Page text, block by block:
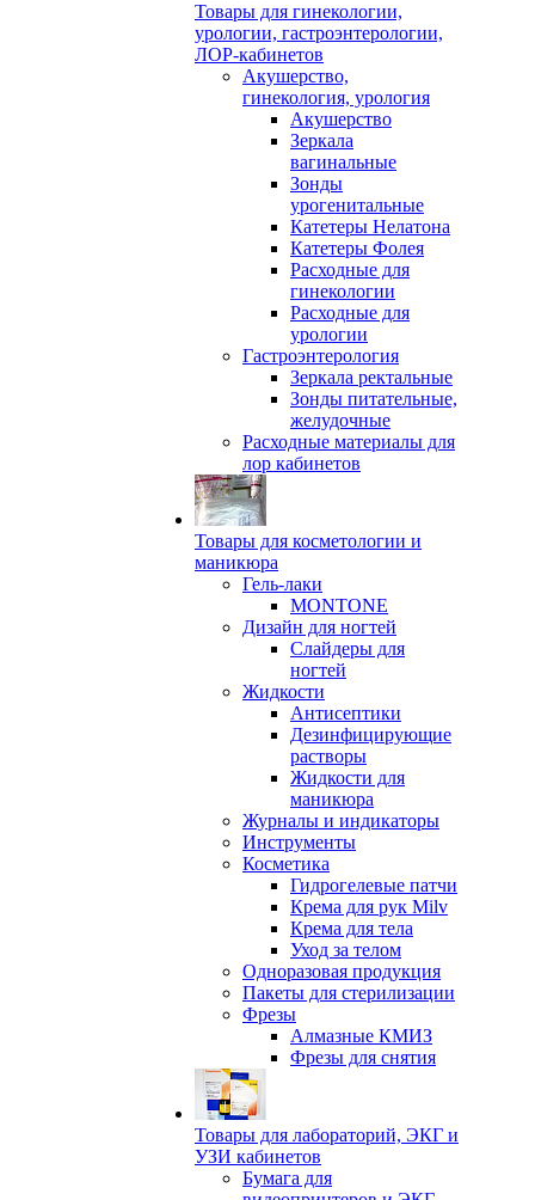
Товары для гинекологии,
урологии, гастроэнтерологии,
ЛОР-кабинетов
Акушерство,
гинекология, урология
Акушерство
Зеркала
вагинальные
Зонды
урогенитальные
Катетеры Нелатона
Катетеры Фолея
Расходные для
гинекологии
Расходные для
урологии
Гастроэнтерология
Зеркала ректальные
Зонды питательные,
желудочные
Расходные материалы для
лор кабинетов
Товары для косметологии и
маникюра
Гель-лаки
MONTONE
Дизайн для ногтей
Слайдеры для
ногтей
Жидкости
Антисептики
Дезинфицирующие
растворы
Жидкости для
маникюра
Журналы и индикаторы
Инструменты
Косметика
Гидрогелевые патчи
Крема для рук Milv
Крема для тела
Уход за телом
Одноразовая продукция
Пакеты для стерилизации
Фрезы
Алмазные КМИЗ
Фрезы для снятия
Товары для лабораторий, ЭКГ и
УЗИ кабинетов
Бумага для